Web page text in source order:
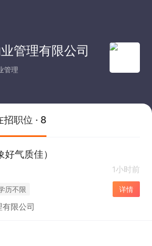
管理有限公司
管理
招职位 · 8
气质佳）
1小时前
历不限 详情
限公司